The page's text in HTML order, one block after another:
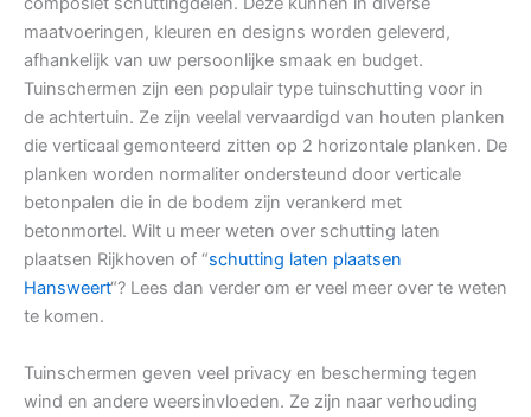
maatvoeringen, kleuren en designs worden geleverd,
afhankelijk van uw persoonlijke smaak en budget.
Tuinschermen zijn een populair type tuinschutting voor in
de achtertuin. Ze zijn veelal vervaardigd van houten planken
die verticaal gemonteerd zitten op 2 horizontale planken. De
planken worden normaliter ondersteund door verticale
betonpalen die in de bodem zijn verankerd met
betonmortel. Wilt u meer weten over schutting laten
plaatsen Rijkhoven of “schutting laten plaatsen
Hansweert“? Lees dan verder om er veel meer over te weten
te komen.
Tuinschermen geven veel privacy en bescherming tegen
wind en andere weersinvloeden. Ze zijn naar verhouding